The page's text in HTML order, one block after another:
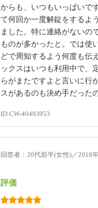
からも、いつもいっぱいで
て何回か一度解錠をするよ
ました。特に連絡がないの
ものが多かったと。では使
どで周知するよう何度も伝
ックスはいつも利用中で、
らがまたですよと言いに行
スがあるのも決め手だった
ID:CW-40493953
回答者：20代前半(女性)／2018
評価